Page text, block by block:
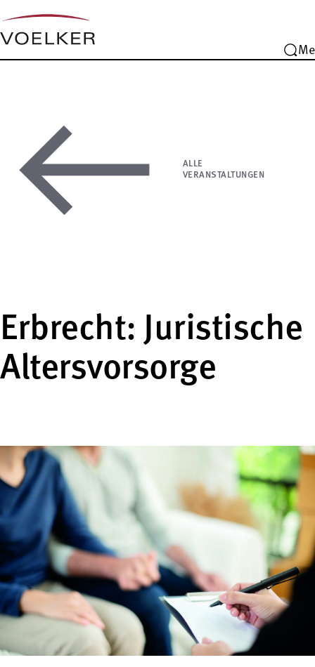
ALLE
VERANSTALTUNGEN
Erbrecht: Juristische
Altersvorsorge